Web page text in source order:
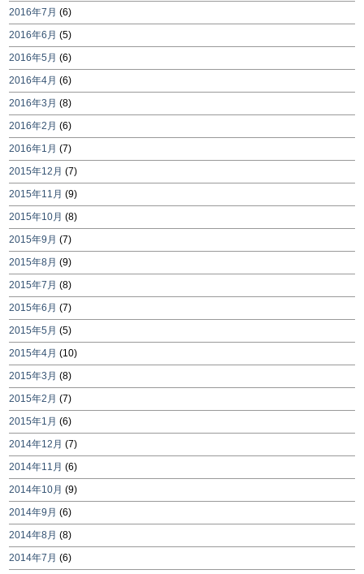
2016年7月 (6)
2016年6月 (5)
2016年5月 (6)
2016年4月 (6)
2016年3月 (8)
2016年2月 (6)
2016年1月 (7)
2015年12月 (7)
2015年11月 (9)
2015年10月 (8)
2015年9月 (7)
2015年8月 (9)
2015年7月 (8)
2015年6月 (7)
2015年5月 (5)
2015年4月 (10)
2015年3月 (8)
2015年2月 (7)
2015年1月 (6)
2014年12月 (7)
2014年11月 (6)
2014年10月 (9)
2014年9月 (6)
2014年8月 (8)
2014年7月 (6)